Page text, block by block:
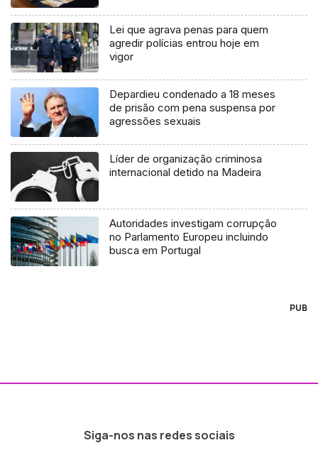
Lei que agrava penas para quem
agredir polícias entrou hoje em
vigor
Depardieu condenado a 18 meses
de prisão com pena suspensa por
agressões sexuais
Líder de organização criminosa
internacional detido na Madeira
Autoridades investigam corrupção
no Parlamento Europeu incluindo
busca em Portugal
PUB
Siga-nos nas redes sociais